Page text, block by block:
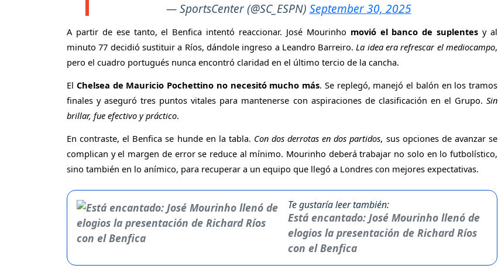
— SportsCenter (@SC_ESPN) September 30, 2025
A partir de ese tanto, el Benfica intentó reaccionar. José Mourinho movió el banco de suplentes y al
minuto 77 decidió sustituir a Ríos, dándole ingreso a Leandro Barreiro. La idea era refrescar el mediocampo,
pero el cuadro portugués nunca encontró claridad en el último tercio de la cancha.
El Chelsea de Mauricio Pochettino no necesitó mucho más. Se replegó, manejó el balón en los tramos
finales y aseguró tres puntos vitales para mantenerse con aspiraciones de clasificación en el Grupo. Sin
brillar, fue efectivo y práctico.
En contraste, el Benfica se hunde en la tabla. Con dos derrotas en dos partidos, sus opciones de avanzar se
complican y el margen de error se reduce al mínimo. Mourinho deberá trabajar no solo en lo futbolístico,
sino también en lo anímico, para recuperar a un equipo que llegó a Londres con mejores expectativas.
Te gustaría leer también:
Está encantado: José Mourinho llenó de
elogios la presentación de Richard Ríos
con el Benfica